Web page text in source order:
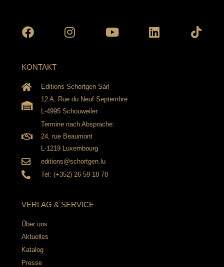
KONTAKT
Editions Schortgen Sàrl
12 A, Rue du Neuf Septembre
L-4995 Schouweiler
Termine nach Absprache:
24, rue Beaumont
L-1219 Luxembourg
editions@schortgen.lu
Tel: (+352) 26 59 18 78
VERLAG & SERVICE
Über uns
Aktuelles
Katalog
Presse